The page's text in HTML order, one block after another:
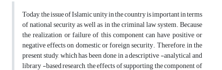
Today, the issue of Islamic unity in the country is important in terms
of national security as well as in the criminal law system. Because
the realization or failure of this component can have positive or
negative effects on domestic or foreign security. Therefore, in the
present study, which has been done in a descriptive -analytical and
library -based research, the effects of supporting the component of